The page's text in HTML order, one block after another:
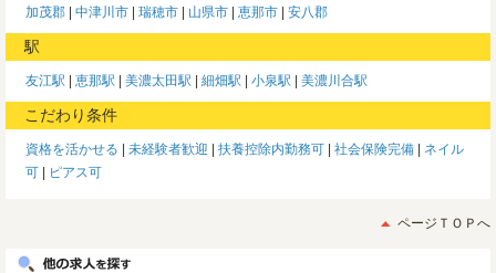
加茂郡 中津川市 瑞穂市 山県市 恵那市 安八郡
駅
友江駅 恵那駅 美濃太田駅 細畑駅 小泉駅 美濃川合駅
こだわり条件
資格を活かせる 未経験者歓迎 扶養控除内勤務可 社会保険完備
ネイル
可
ピアス可
ページＴＯＰへ